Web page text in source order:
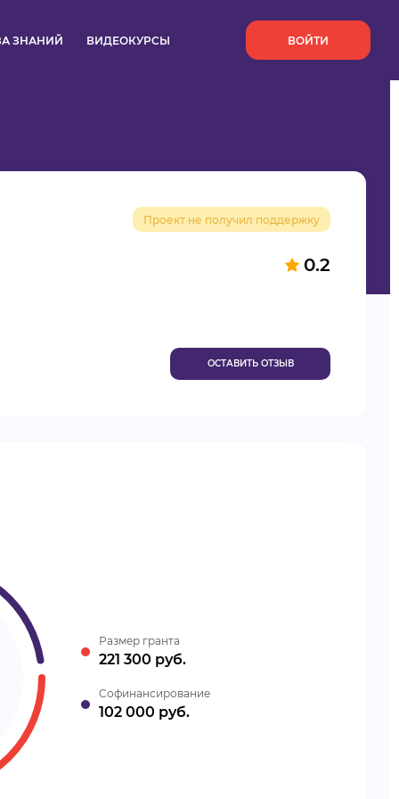
ЗНАНИЙ ВИДЕОКУРСЫ ВОЙТИ
Проект не получил поддержку
0.2
ОСТАВИТЬ ОТЗЫВ
Размер гранта
221 300 руб.
Cофинансирование
102 000 руб.